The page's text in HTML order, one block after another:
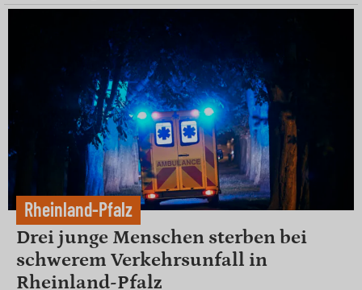
Rheinland-Pfalz
Drei junge Menschen sterben bei
schwerem Verkehrsunfall in
Rheinland-Pfalz